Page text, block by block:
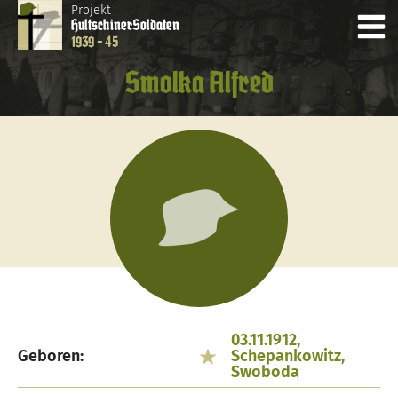
Projekt
HultschinerSoldaten
1939 - 45
Smolka Alfred
Geboren:
03.11.1912,
Schepankowitz,
Swoboda